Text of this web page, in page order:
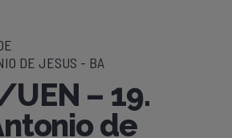
DE JESUS - BA
UEN – 19.
de